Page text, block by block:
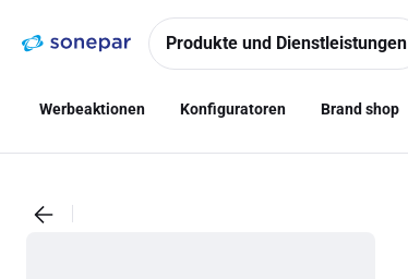
NavigationInhalt
Produkte und Dienstleistungen
Werbeaktionen Konfiguratoren Brand shop